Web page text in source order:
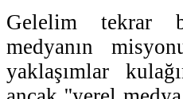
Gelelim tekrar
medyanın
yaklaşımlar